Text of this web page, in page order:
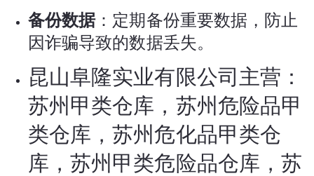
备份数据：定期备份重要数据，防止
因诈骗导致的数据丢失。
昆山阜隆实业有限公司主营：
苏州甲类仓库，苏州危险品甲
类仓库，苏州危化品甲类仓
库，苏州甲类危险品仓库，苏